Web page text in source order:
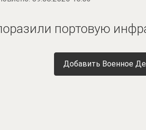
портовую
Добавить Военное